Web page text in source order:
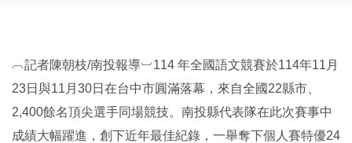
︹記者陳朝枝/南投報導︺114 年全國語文競賽於114年11月
23日與11月30日在台中市圓滿落幕，來自全國22縣市、
2,400餘名頂尖選手同場競技。南投縣代表隊在此次賽事中
成績大幅躍進，創下近年最佳紀錄，一舉奪下個人賽特優24